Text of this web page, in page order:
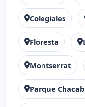
Colegiales
Floresta
Montserrat
Parque